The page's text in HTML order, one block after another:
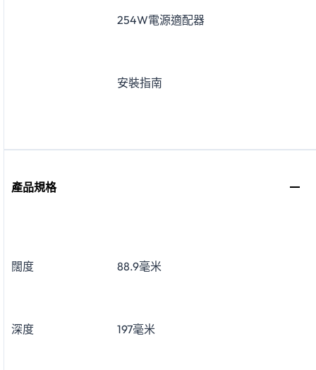
254W電源適配器
安裝指南
產品規格
闊度 88.9毫米
深度 197毫米